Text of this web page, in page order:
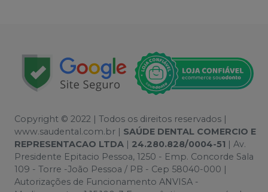
Copyright © 2022 | Todos os direitos reservados |
www.saudental.com.br | SAÚDE DENTAL COMERCIO E
REPRESENTACAO LTDA | 24.280.828/0004-51 | Av.
Presidente Epitacio Pessoa, 1250 - Emp. Concorde Sala
109 - Torre -João Pessoa / PB - Cep 58040-000 |
Autorizações de Funcionamento ANVISA -